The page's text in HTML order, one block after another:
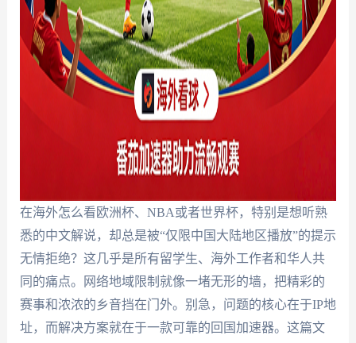
在海外怎么看欧洲杯、NBA或者世界杯，特别是想听熟
悉的中文解说，却总是被“仅限中国大陆地区播放”的提示
无情拒绝？这几乎是所有留学生、海外工作者和华人共
同的痛点。网络地域限制就像一堵无形的墙，把精彩的
赛事和浓浓的乡音挡在门外。别急，问题的核心在于IP地
址，而解决方案就在于一款可靠的回国加速器。这篇文